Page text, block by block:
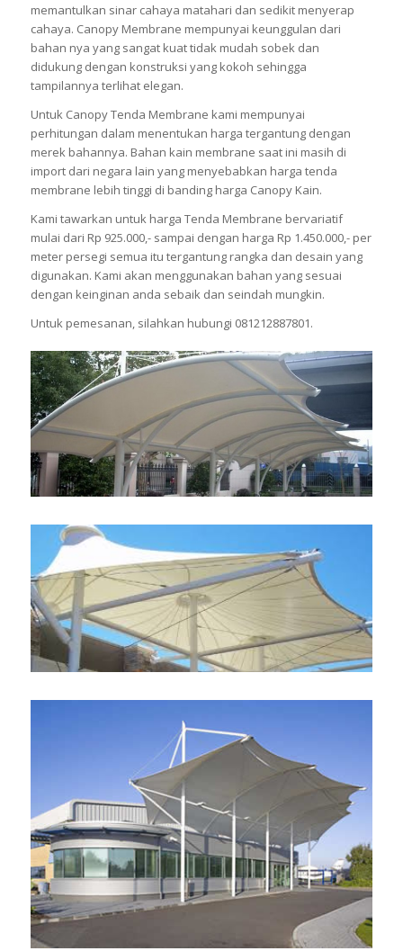
memantulkan sinar cahaya matahari dan sedikit menyerap
cahaya. Canopy Membrane mempunyai keunggulan dari
bahan nya yang sangat kuat tidak mudah sobek dan
didukung dengan konstruksi yang kokoh sehingga
tampilannya terlihat elegan.
Untuk Canopy Tenda Membrane kami mempunyai
perhitungan dalam menentukan harga tergantung dengan
merek bahannya. Bahan kain membrane saat ini masih di
import dari negara lain yang menyebabkan harga tenda
membrane lebih tinggi di banding harga Canopy Kain.
Kami tawarkan untuk harga Tenda Membrane bervariatif
mulai dari Rp 925.000,- sampai dengan harga Rp 1.450.000,- per
meter persegi semua itu tergantung rangka dan desain yang
digunakan. Kami akan menggunakan bahan yang sesuai
dengan keinginan anda sebaik dan seindah mungkin.
Untuk pemesanan, silahkan hubungi 081212887801.